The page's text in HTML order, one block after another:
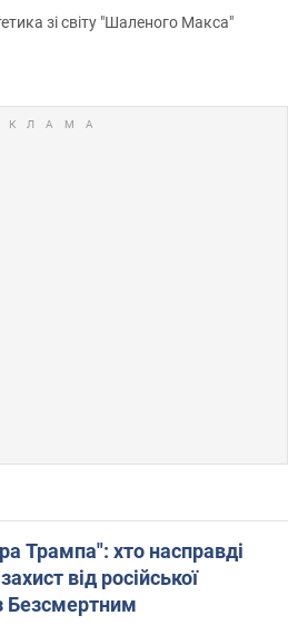
зі світу "Шаленого Макса"
Трампа": хто насправді
від російської
Безсмертним